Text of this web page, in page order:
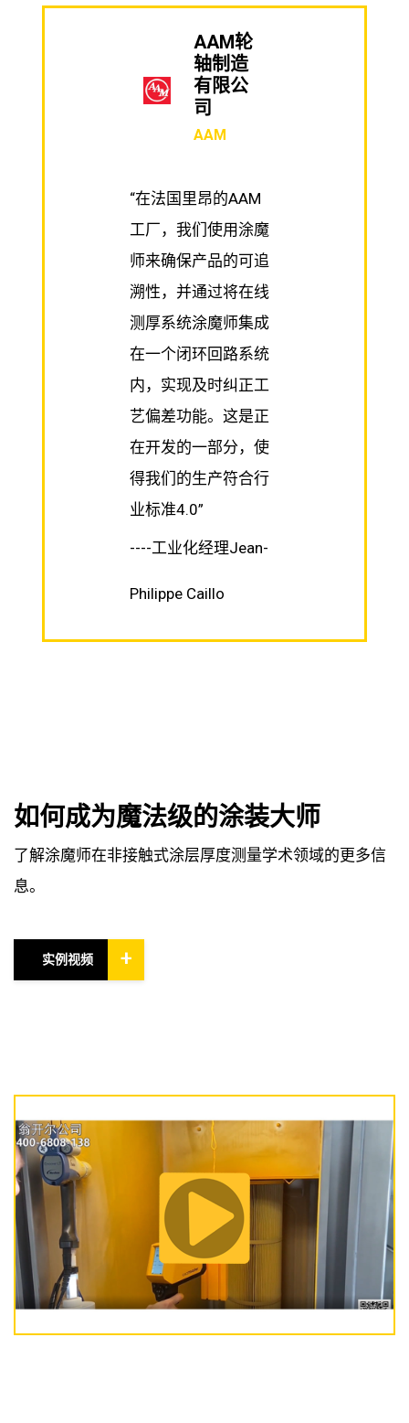
AAM轮
轴制造
有限公
司
AAM
“在法国里昂的AAM
工厂，我们使用涂魔
师来确保产品的可追
溯性，并通过将在线
测厚系统涂魔师集成
在一个闭环回路系统
内，实现及时纠正工
艺偏差功能。这是正
在开发的一部分，使
得我们的生产符合行
业标准4.0”
----工业化经理Jean-
Philippe Caillo
如何成为魔法级的涂装大师
了解涂魔师在非接触式涂层厚度测量学术领域的更多信
息。
实例视频 +